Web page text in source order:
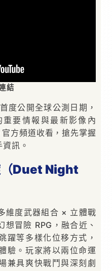
結
度公開全球公測日期，
要情報與最新影像內
方頻道收看，搶先掌握
訊。
（Duet Night
維度武器組合 × 立體戰
想冒險 RPG，融合近、
躍等多樣化位移方式，
驗。玩家將以兩位命運
兼具爽快戰鬥與深刻劇